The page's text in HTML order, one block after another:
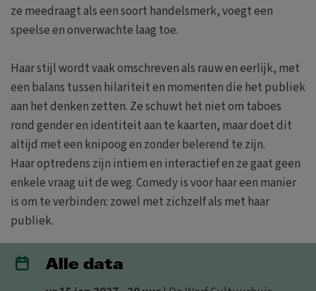
ze meedraagt als een soort handelsmerk, voegt een
speelse en onverwachte laag toe.
Haar stijl wordt vaak omschreven als rauw en eerlijk, met
een balans tussen hilariteit en momenten die het publiek
aan het denken zetten. Ze schuwt het niet om taboes
rond gender en identiteit aan te kaarten, maar doet dit
altijd met een knipoog en zonder belerend te zijn.
Haar optredens zijn intiem en interactief en ze gaat geen
enkele vraag uit de weg. Comedy is voor haar een manier
is om te verbinden: zowel met zichzelf als met haar
publiek.
Alle data